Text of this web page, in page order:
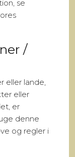
se
/
eller lande,
eller
er
denne
og regler i